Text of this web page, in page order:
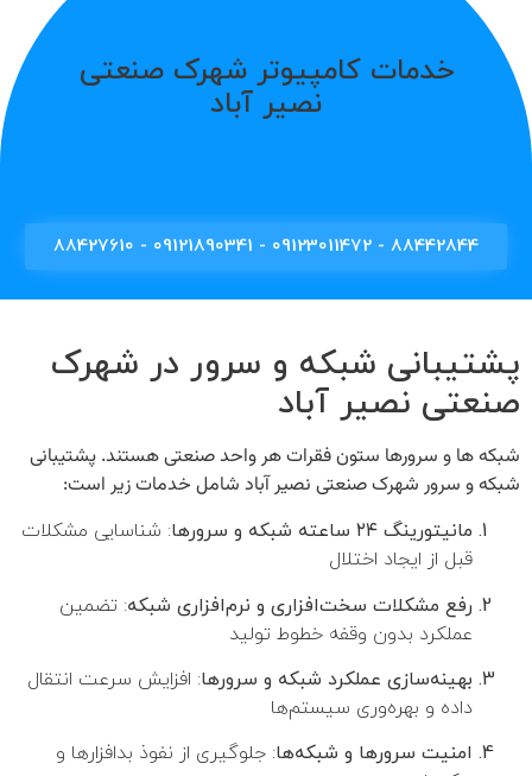
خدمات کامپیوتر شهرک صنعتی
نصیر آباد
88442844 - 09123011472 - 09121890341 - 88427610
پشتیبانی شبکه و سرور در شهرک
صنعتی نصیر آباد
شبکه‌ ها و سرورها ستون فقرات هر واحد صنعتی هستند. پشتیبانی
شبکه و سرور شهرک صنعتی نصیر آباد شامل خدمات زیر است:
مانیتورینگ ۲۴ ساعته شبکه و سرورها
: شناسایی مشکلات
قبل از ایجاد اختلال
رفع مشکلات سخت‌افزاری و نرم‌افزاری شبکه: تضمین
عملکرد بدون وقفه خطوط تولید
بهینه‌سازی عملکرد شبکه و سرورها: افزایش سرعت انتقال
داده و بهره‌وری سیستم‌ها
امنیت سرورها و شبکه‌ها: جلوگیری از نفوذ بدافزارها و